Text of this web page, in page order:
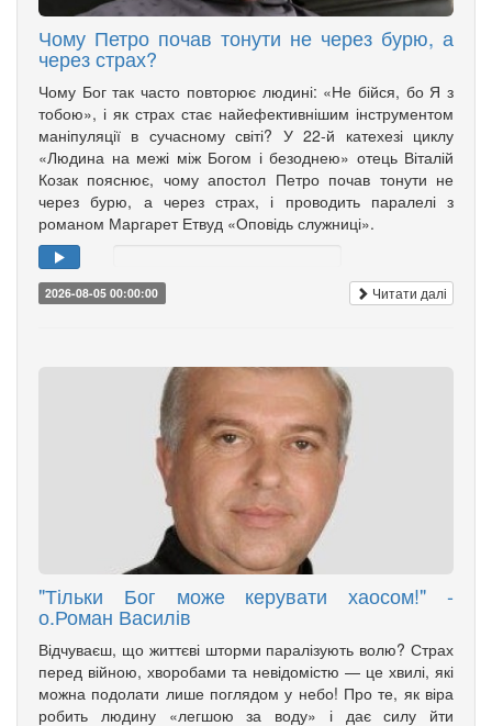
Чому Петро почав тонути не через бурю, а
через страх?
Чому Бог так часто повторює людині: «Не бійся, бо Я з
тобою», і як страх стає найефективнішим інструментом
маніпуляції в сучасному світі? У 22-й катехезі циклу
«Людина на межі між Богом і безоднею» отець Віталій
Козак пояснює, чому апостол Петро почав тонути не
через бурю, а через страх, і проводить паралелі з
романом Маргарет Етвуд «Оповідь служниці».
2026-08-05 00:00:00 Читати далі
"Тільки Бог може керувати хаосом!" -
о.Роман Василів
Відчуваєш, що життєві шторми паралізують волю? Страх
перед війною, хворобами та невідомістю — це хвилі, які
можна подолати лише поглядом у небо! Про те, як віра
робить людину «легшою за воду» і дає силу йти